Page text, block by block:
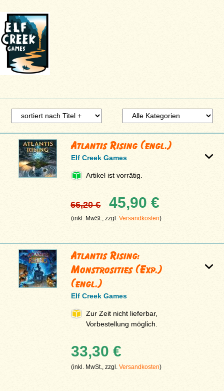
Atlantis Rising (engl.)
Elf Creek Games
Artikel ist vorrätig.
66,20 € 45,90 €
(inkl. MwSt., zzgl.Versandkosten)
Atlantis Rising:
Monstrosities (Exp.)
(engl.)
Elf Creek Games
Zur Zeit nicht lieferbar,
Vorbestellung möglich.
33,30 €
(inkl. MwSt., zzgl.Versandkosten)